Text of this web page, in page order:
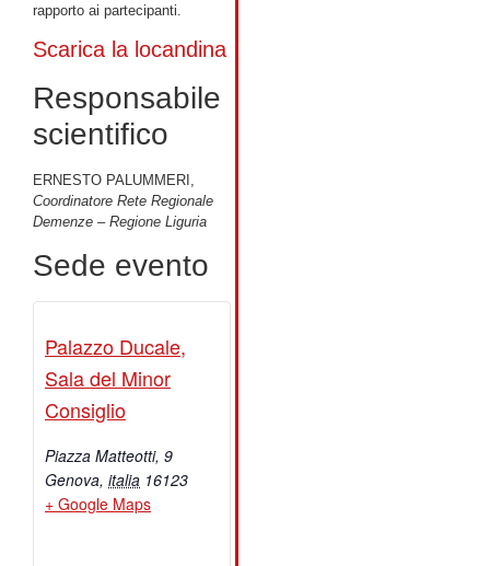
rapporto ai partecipanti.
Scarica la locandina
Responsabile
scientifico
ERNESTO PALUMMERI,
Coordinatore Rete Regionale
Demenze – Regione Liguria
Sede evento
Palazzo Ducale,
Sala del Minor
Consiglio
Piazza Matteotti, 9
Genova, italia 16123
+ Google Maps